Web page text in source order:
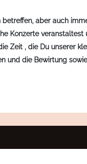
aber auch
Konzerte
Zeit , die Du unserer
die Bewirtung